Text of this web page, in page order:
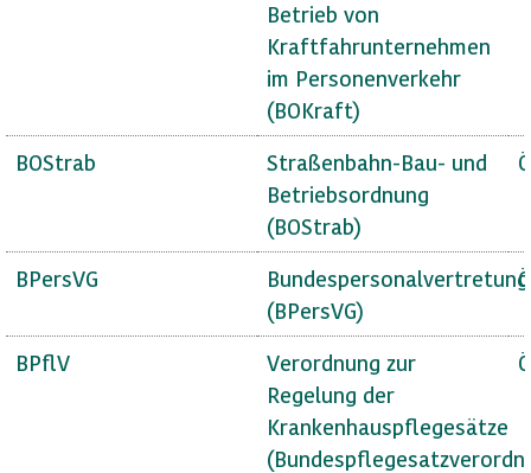
Betrieb von
Kraftfahrunternehmen
im Personenverkehr
(BOKraft)
BOStrab
Straßenbahn-Bau- und
Betriebsordnung
(BOStrab)
BPersVG
(BPersVG)
BPflV
Verordnung zur
Regelung der
Krankenhauspflegesätze